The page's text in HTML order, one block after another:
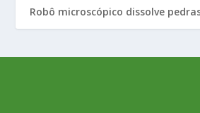
Robô microscópico dissolve